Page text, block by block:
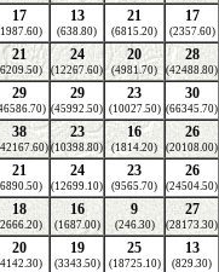
17 13
(638.80)
21
(6815.20)
17
(2357.60)
21 24
(12267.60)
20
(4981.70)
28
(42488.80)
29 29
(45992.50)
23
(10027.50)
30
(66345.70)
38 23
(10398.80)
16
(1814.20)
26
(20108.00)
21 24
(12699.10)
23
(9565.70)
26
(24504.50)
18 16
(1687.00)
9
(246.30)
27
(28173.30)
20 19
(3343.50)
25
(18725.10)
13
(829.30)